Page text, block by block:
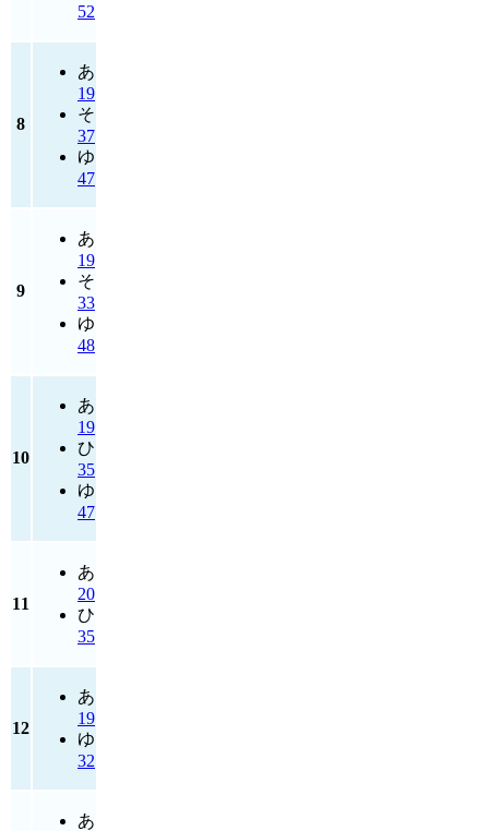
52
8
あ
19
そ
37
ゆ
47
9
あ
19
そ
33
ゆ
48
10
あ
19
ひ
35
ゆ
47
11
あ
20
ひ
35
12
あ
19
ゆ
32
あ